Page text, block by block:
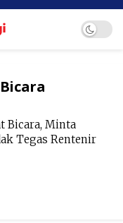
Bicara, Minta
Tegas Rentenir